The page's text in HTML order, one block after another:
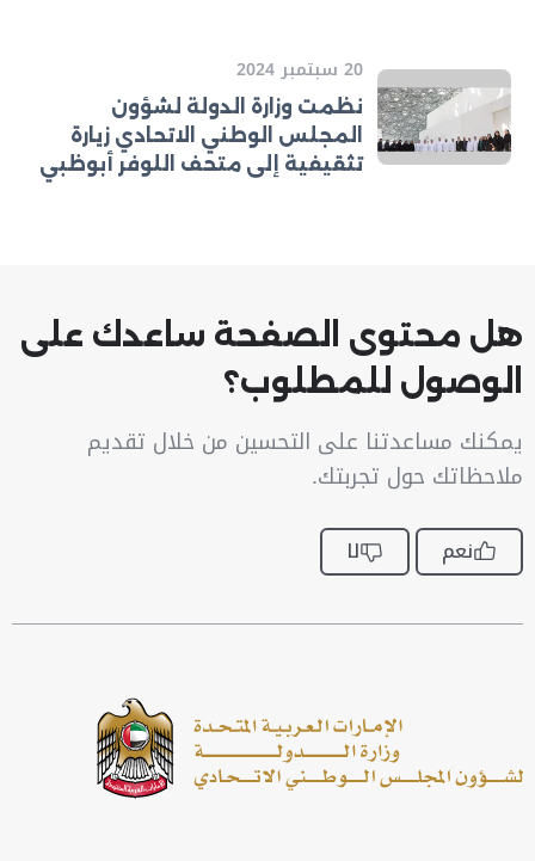
20 سبتمبر 2024
نظمت وزارة الدولة لشؤون
المجلس الوطني الاتحادي زيارة
تثقيفية إلى متحف اللوفر أبوظبي
هل محتوى الصفحة ساعدك على
الوصول للمطلوب؟
يمكنك مساعدتنا على التحسين من خلال تقديم
ملاحظاتك حول تجربتك.
نعم لا